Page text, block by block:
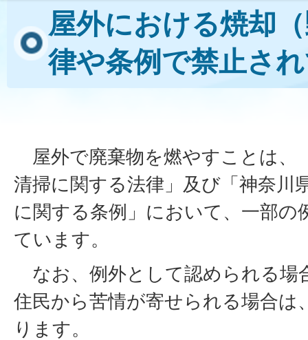
屋外における焼却
律や条例で禁止さ
屋外で廃棄物を燃やすことは、
清掃に関する法律」及び「神奈川
に関する条例」において、一部の
ています。
なお、例外として認められる場
住民から苦情が寄せられる場合は
ります。